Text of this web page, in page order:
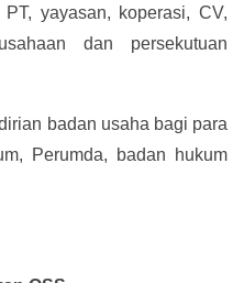
yayasan, koperasi, CV,
dan persekutuan
badan usaha bagi para
Perumda, badan hukum